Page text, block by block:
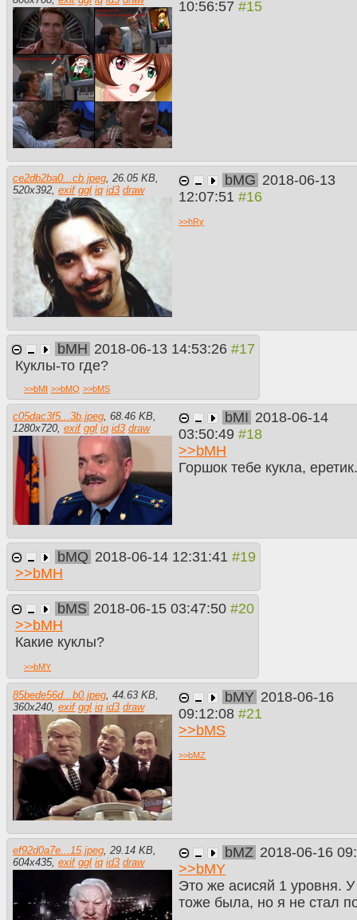
10:56:57
ce2db2ba0...cb.jpeg 26.05 KB
520x392 exif ggl iq id3 draw
bMG 2018-06-13
12:07:51
>>hRy
bMH 2018-06-13 14:53:26
Куклы-то где?
>>bMI >>bMQ >>bMS
c05dac3f5...3b.jpeg 68.46 KB
1280x720 exif ggl iq id3 draw
bMI 2018-06-14
03:50:49
>>bMH
Горшок тебе кукла,
bMQ 2018-06-14 12:31:41
>>bMH
bMS 2018-06-15 03:47:50
>>bMH
Какие куклы?
>>bMY
85bede56d...b0.jpeg, 44.63 KB,
360x240, exif ggl iq id3 draw
bMY 2018-06-16
09:12:08
>>bMS
>>bMZ
ef92d0a7e...15.jpeg, 29.14 KB,
604x435, exif ggl iq id3 draw
bMZ 2018-06-16
>>bMY
Это же асисяй 1 уровня.
тоже была, но я не стал